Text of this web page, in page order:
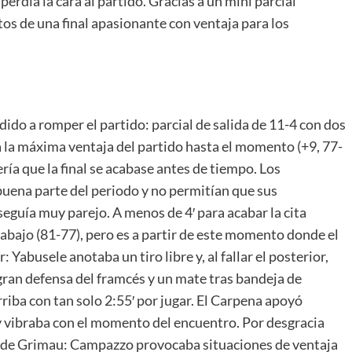
de una final apasionante con ventaja para los
a romper el partido: parcial de salida de 11-4 con dos
máxima ventaja del partido hasta el momento (+9, 77-
que la final se acabase antes de tiempo. Los
parte del periodo y no permitían que sus
muy parejo. A menos de 4′ para acabar la cita
(81-77), pero es a partir de este momento donde el
Yabusele anotaba un tiro libre y, al fallar el posterior,
defensa del framcés y un mate tras bandeja de
con tan solo 2:55′ por jugar. El Carpena apoyó
con el momento del encuentro. Por desgracia
Grimau: Campazzo provocaba situaciones de ventaja